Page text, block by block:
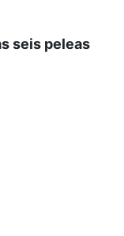
seis peleas